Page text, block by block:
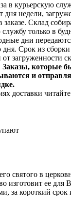
в курьерскую
дня недели,
заказе. Склад
только в
дни
Срок из сборки
загруженности
Заказы, которые
и
доставки читайте
святого в
изготовит ее для
за короткий срок